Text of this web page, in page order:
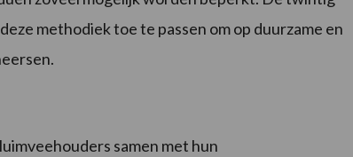
methodiek toe te passen om op duurzame en
samen met hun